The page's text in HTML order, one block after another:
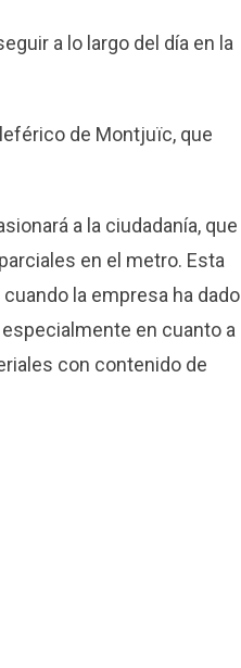
a lo largo del día en la
de Montjuïc, que
a la ciudadanía, que
en el metro. Esta
la empresa ha dado
en cuanto a
con contenido de